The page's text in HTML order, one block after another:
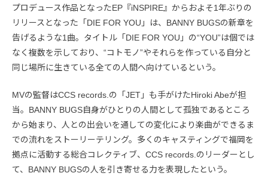
プロデュース作品となったEP『iNSPIRE』からおよそ1年ぶりの
リリースとなった「DIE FOR YOU」は、BANNY BUGSの新章を
告げるような1曲。タイトル「DIE FOR YOU」の“YOU”は個では
なく複数を示しており、“コトモノ”やそれらを作っている自分と
同じ場所に生きている全ての人間へ向けているという。
MVの監督はCCS records.の「JET」も手がけたHiroki Abeが担
当。BANNY BUGS自身がひとりの人間として孤独であるところ
から始まり、人との出会いを通しての変化により楽曲ができるま
での流れをストーリーテリング。多くのキャスティングで福岡を
拠点に活動する総合コレクティブ、CCS records.のリーダーとし
て、BANNY BUGSの人を引き寄せる力を表現したという。